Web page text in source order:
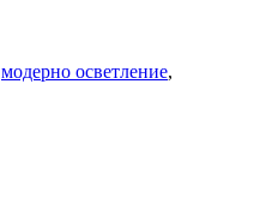
модерно осветление,